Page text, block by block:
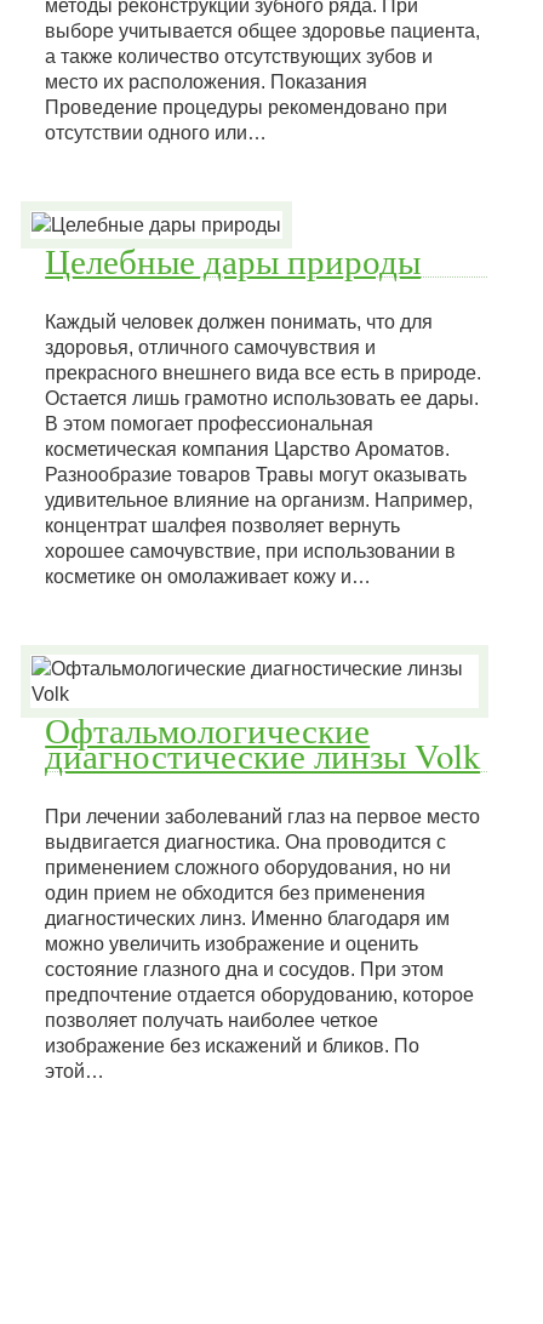
методы реконструкции зубного ряда. При
выборе учитывается общее здоровье пациента,
а также количество отсутствующих зубов и
место их расположения. Показания
Проведение процедуры рекомендовано при
отсутствии одного или…
Целебные дары природы
Каждый человек должен понимать, что для
здоровья, отличного самочувствия и
прекрасного внешнего вида все есть в природе.
Остается лишь грамотно использовать ее дары.
В этом помогает профессиональная
косметическая компания Царство Ароматов.
Разнообразие товаров Травы могут оказывать
удивительное влияние на организм. Например,
концентрат шалфея позволяет вернуть
хорошее самочувствие, при использовании в
косметике он омолаживает кожу и…
Офтальмологические
диагностические линзы Volk
При лечении заболеваний глаз на первое место
выдвигается диагностика. Она проводится с
применением сложного оборудования, но ни
один прием не обходится без применения
диагностических линз. Именно благодаря им
можно увеличить изображение и оценить
состояние глазного дна и сосудов. При этом
предпочтение отдается оборудованию, которое
позволяет получать наиболее четкое
изображение без искажений и бликов. По
этой…